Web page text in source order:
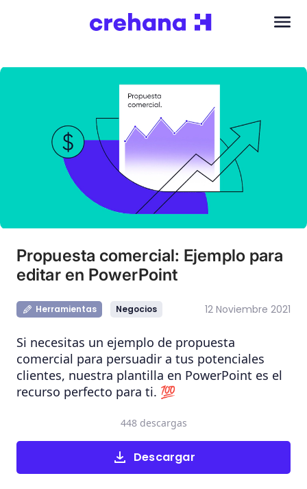
Propuesta comercial: Ejemplo para
editar en PowerPoint
Herramientas Negocios 12 Noviembre 2021
Si necesitas un ejemplo de propuesta
comercial para persuadir a tus potenciales
clientes, nuestra plantilla en PowerPoint es el
recurso perfecto para ti. 💯
Descargar
448 descargas